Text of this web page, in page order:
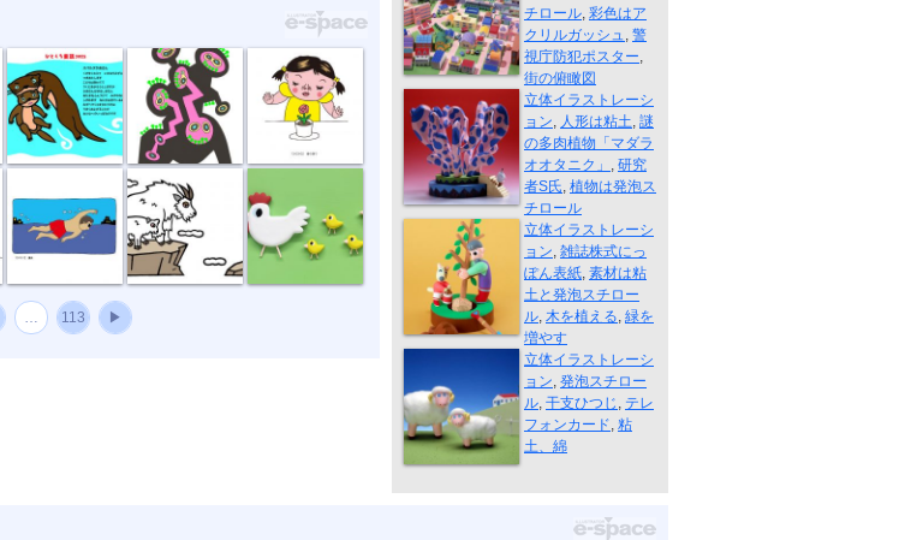
春の香り
遠泳 崖っぷちのシ... ニワトリ親子
… 113 ▶
チロール, 彩色はア
クリルガッシュ, 警
視庁防犯ポスター,
街の俯瞰図
研究者
立体イラストレーシ
ョン, 人形は粘土, 謎
の多肉植物「マダラ
オオタニク」 , 研究
者S氏, 植物は発泡ス
チロール
木を植える
立体イラストレーシ
ョン, 雑誌株式にっ
ぽん表紙, 素材は粘
土と発泡スチロー
ル, 木を植える, 緑を
増やす
干支ひつじテ...
立体イラストレーシ
ョン, 発泡スチロー
ル, 干支ひつじ , テレ
フォンカード, 粘
土、綿